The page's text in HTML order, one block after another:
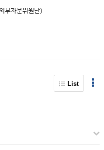
부자문위원단)
List